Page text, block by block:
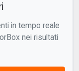
in tempo reale
nei risultati